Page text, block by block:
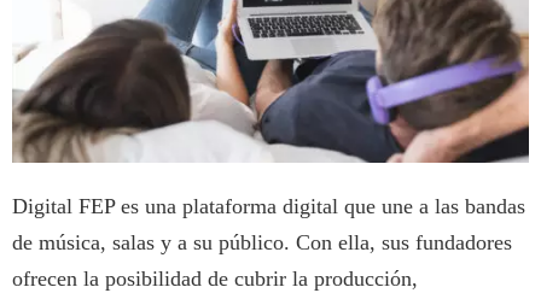
Digital FEP es una plataforma digital que une a las bandas
de música, salas y a su público. Con ella, sus fundadores
ofrecen la posibilidad de cubrir la producción,